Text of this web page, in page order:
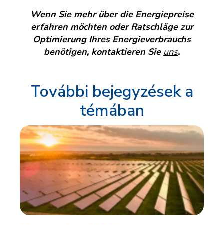
Wenn Sie mehr über die Energiepreise
erfahren möchten oder Ratschläge zur
Optimierung Ihres Energieverbrauchs
benötigen, kontaktieren Sie uns.
További bejegyzések a
témában